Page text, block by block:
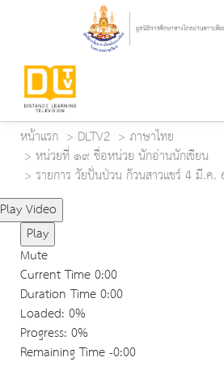
หน้าแรก DLTV2
ภาษาไทย
หน่วยที่ ๑๙ ชื่อหน่วย นักอ่านนักเขียน
รายการ วัยปั่นป่วน ก๊วนสาวแชร์ 4 มี.ค.
Play Video
Play
Mute
Current Time0:00
Duration Time0:00
Loaded: 0%
Progress: 0%
Remaining Time-0:00